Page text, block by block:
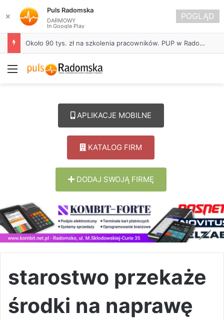
Około 90 tys. zł na szkolenia pracowników. PUP w Radomsku ogłasza nabór wniosków
Menu
APLIKACJE MOBILNE
KATALOG FIRM
DODAJ SWOJĄ FIRMĘ
starostwo przekaże
środki na naprawę
✕
Puls Radomska
DARMOWY
In Google Play
POGLĄD